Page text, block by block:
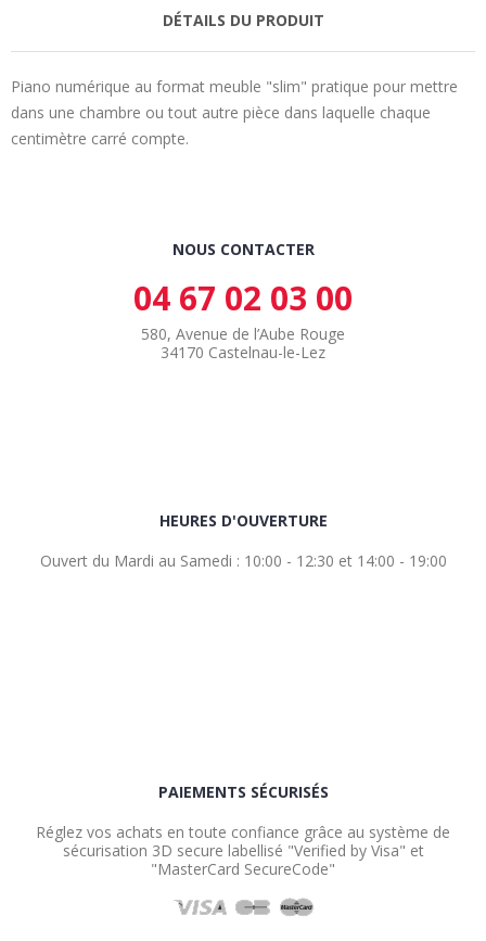
DÉTAILS DU PRODUIT
Piano numérique au format meuble "slim" pratique pour mettre
dans une chambre ou tout autre pièce dans laquelle chaque
centimètre carré compte.
NOUS CONTACTER
04 67 02 03 00
580, Avenue de l’Aube Rouge
34170 Castelnau-le-Lez
HEURES D'OUVERTURE
Ouvert du Mardi au Samedi : 10:00 - 12:30 et 14:00 - 19:00
PAIEMENTS SÉCURISÉS
Réglez vos achats en toute confiance grâce au système de
sécurisation 3D secure labellisé "Verified by Visa" et
"MasterCard SecureCode"